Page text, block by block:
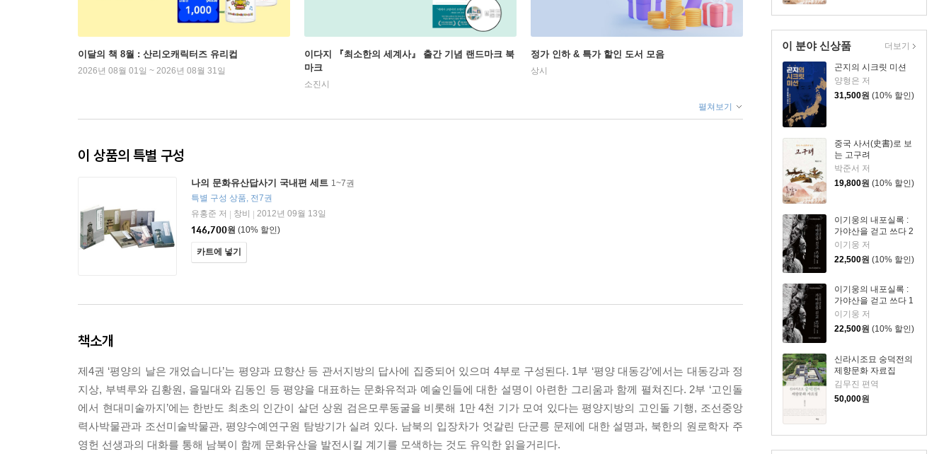
이 분야 신상품
곤지의 시크릿 미션
양형은 저
31,500원 (10% 할인)
중국 사서(史書)로 보
는 고구려
박준서 저
19,800원 (10% 할인)
이기웅의 내포실록 :
가야산을 걷고 쓰다 2
이기웅 저
22,500원 (10% 할인)
이기웅의 내포실록 :
가야산을 걷고 쓰다 1
이기웅 저
22,500원 (10% 할인)
신라시조묘 숭덕전의
제향문화 자료집
김무진 편역
50,000원
더보기
이달의 책 8월 : 산리오캐릭터즈 유리컵
2026년 08월 01일 ~ 2026년 08월 31일
이다지 『최소한의 세계사』 출간 기념 랜드마크 북
마크
소진시
정가 인하 & 특가 할인 도서 모음
상시
펼쳐보기
이 상품의 특별 구성
나의 문화유산답사기 국내편 세트 1~7권
특별 구성 상품, 전7권
유홍준 저
창비
2012년 09월 13일
146,700원 (10% 할인)
카트에 넣기
책소개
제4권 ‘평양의 날은 개었습니다’는 평양과 묘향산 등 관서지방의 답사에 집중되어 있으며 4부로 구성된다. 1부 ‘평양 대동강’에서는 대동강과 정
지상, 부벽루와 김황원, 을밀대와 김동인 등 평양을 대표하는 문화유적과 예술인들에 대한 설명이 아련한 그리움과 함께 펼쳐진다. 2부 ‘고인돌
에서 현대미술까지’에는 한반도 최초의 인간이 살던 상원 검은모루동굴을 비롯해 1만 4천 기가 모여 있다는 평양지방의 고인돌 기행, 조선중앙
력사박물관과 조선미술박물관, 평양수예연구원 탐방기가 실려 있다. 남북의 입장차가 엇갈린 단군릉 문제에 대한 설명과, 북한의 원로학자 주
영헌 선생과의 대화를 통해 남북이 함께 문화유산을 발전시킬 계기를 모색하는 것도 유익한 읽을거리다.